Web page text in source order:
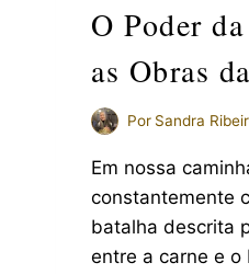
O Poder
as Obras
Por Sandra
Em nossa
constantemente
batalha descrita
entre a carne e o